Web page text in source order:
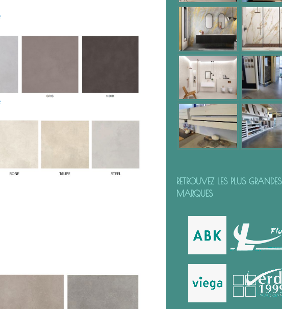
RETROUVEZ LES PLUS GRANDES
MARQUES